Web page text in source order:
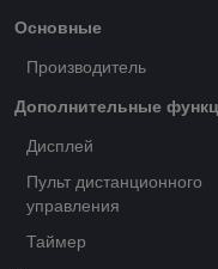
Основные
Производитель
Дополнительные
Дисплей
Пульт дистанционного
управления
Таймер